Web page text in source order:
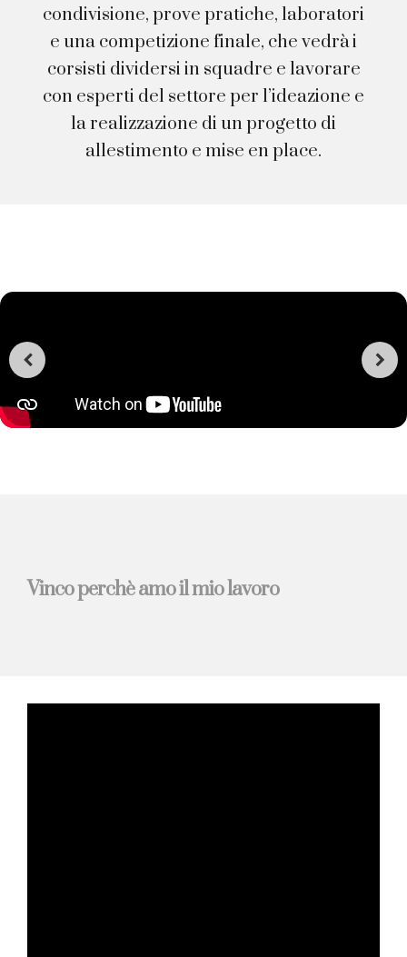
condivisione, prove pratiche, laboratori
e una competizione finale, che vedrà i
corsisti dividersi in squadre e lavorare
con esperti del settore per l’ideazione e
la realizzazione di un progetto di
allestimento e mise en place.
Vinco perchè amo il mio lavoro